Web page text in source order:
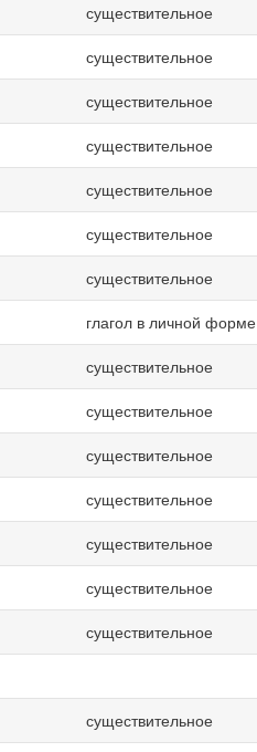
существительное
существительное
существительное
существительное
существительное
существительное
существительное
глагол в личной форме
существительное
существительное
существительное
существительное
существительное
существительное
существительное
существительное